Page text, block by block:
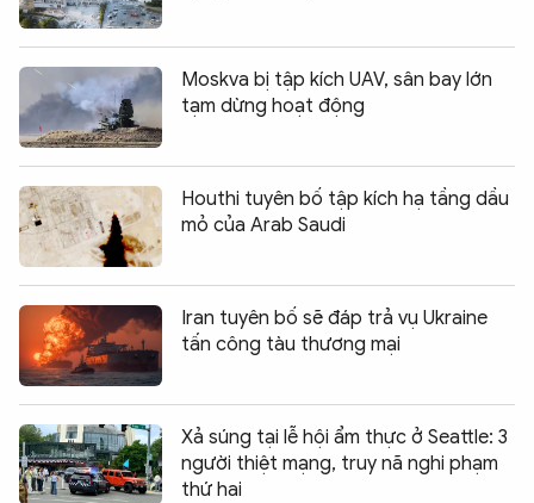
Moskva bị tập kích UAV, sân bay lớn
tạm dừng hoạt động
Houthi tuyên bố tập kích hạ tầng dầu
mỏ của Arab Saudi
Iran tuyên bố sẽ đáp trả vụ Ukraine
tấn công tàu thương mại
Xả súng tại lễ hội ẩm thực ở Seattle: 3
người thiệt mạng, truy nã nghi phạm
thứ hai